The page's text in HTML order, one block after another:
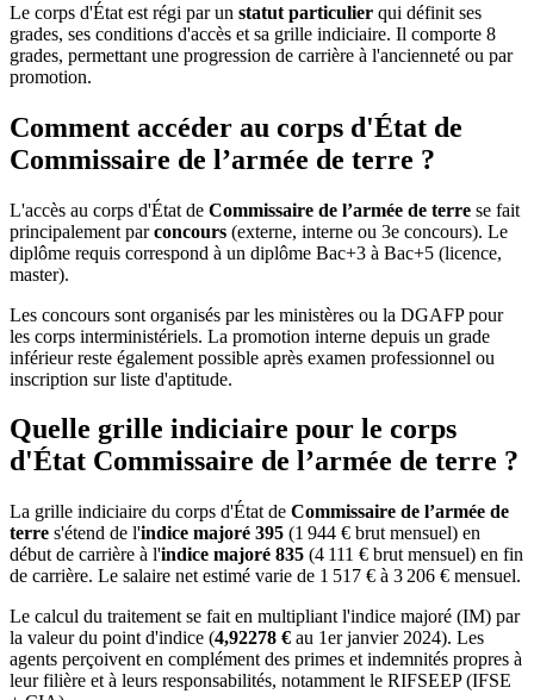
Le corps d'État est régi par un statut particulier qui définit ses
grades, ses conditions d'accès et sa grille indiciaire. Il comporte 8
grades, permettant une progression de carrière à l'ancienneté ou par
promotion.
Comment accéder au corps d'État de
Commissaire de l’armée de terre ?
L'accès au corps d'État de Commissaire de l’armée de terre se fait
principalement parconcours (externe, interne ou 3e concours). Le
diplôme requis correspond à un diplôme Bac+3 à Bac+5 (licence,
master).
Les concours sont organisés par les ministères ou la DGAFP pour
les corps interministériels. La promotion interne depuis un grade
inférieur reste également possible après examen professionnel ou
inscription sur liste d'aptitude.
Quelle grille indiciaire pour le corps
d'État Commissaire de l’armée de terre ?
La grille indiciaire du corps d'État de Commissaire de l’armée de
terre s'étend de l'indice majoré 395 (1 944 € brut mensuel) en
début de carrière à l'indice majoré 835 (4 111 € brut mensuel) en fin
de carrière. Le salaire net estimé varie de 1 517 € à 3 206 € mensuel.
Le calcul du traitement se fait en multipliant l'indice majoré (IM) par
la valeur du point d'indice (4,92278 € au 1er janvier 2024). Les
agents perçoivent en complément des primes et indemnités propres à
leur filière et à leurs responsabilités, notamment le RIFSEEP (IFSE